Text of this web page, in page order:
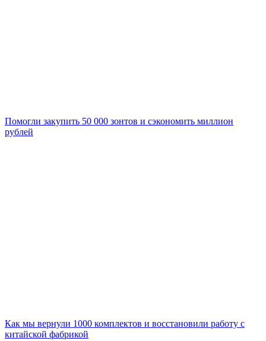
Помогли закупить 50 000 зонтов и сэкономить миллион
рублей
Как мы вернули 1000 комплектов и восстановили работу с
китайской фабрикой